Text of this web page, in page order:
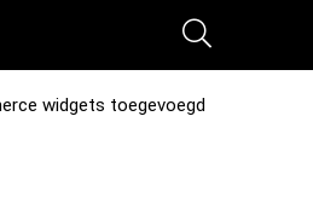
widgets toegevoegd